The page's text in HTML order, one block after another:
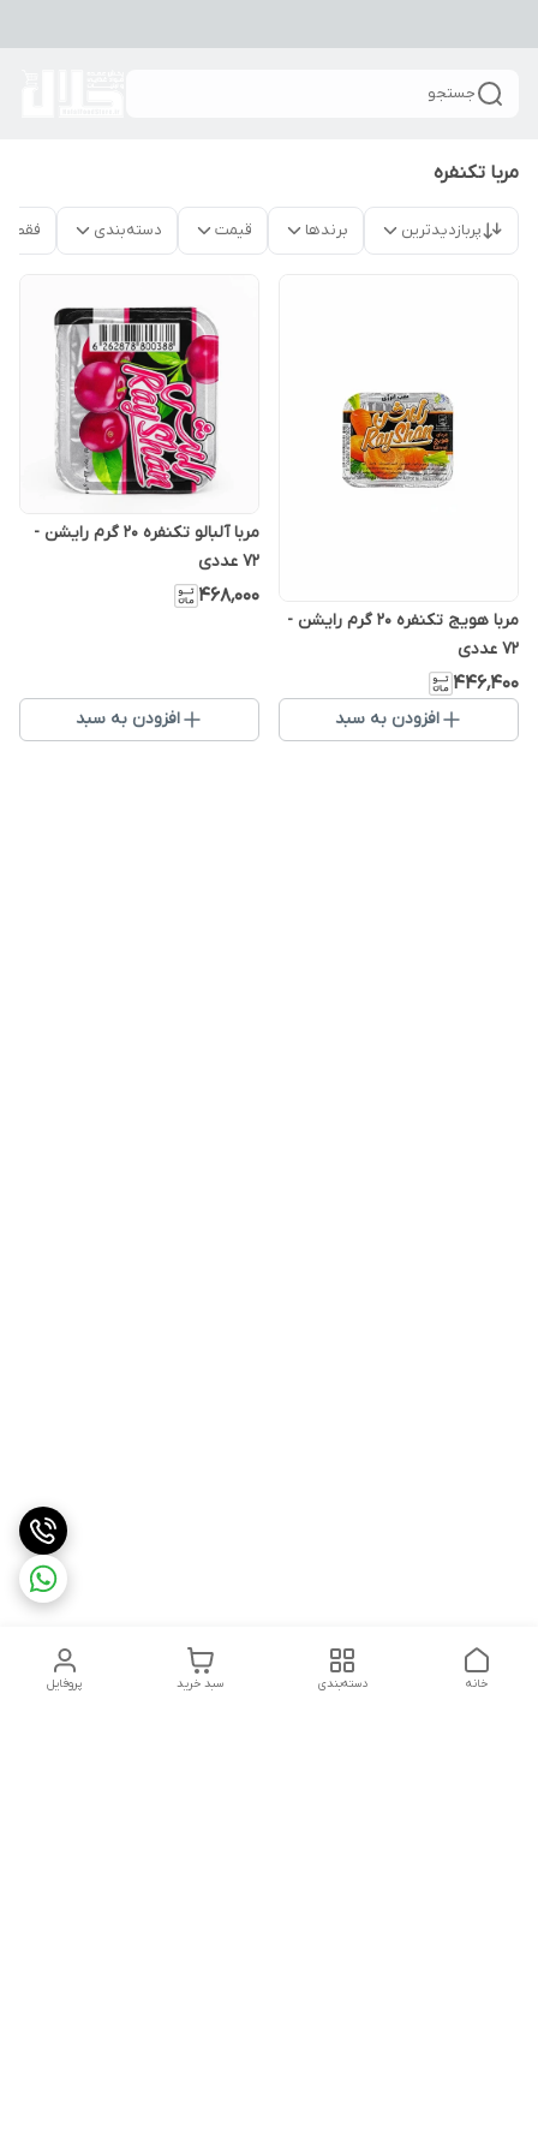
جستجو
مربا تکنفره
پربازدیدترین برندها قیمت دسته‌بندی فقط
مربا هویج تکنفره 20 گرم رایشن -
72 عددی
۴۴۶٬۴۰۰
افزودن به سبد
مربا آلبالو تکنفره 20 گرم رایشن -
72 عددی
۴۶۸٬۰۰۰
افزودن به سبد
پروفایل سبد خرید دسته‌بندی خانه